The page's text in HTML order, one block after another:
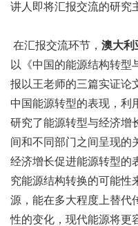
讲人即将汇报交流的研究
在汇报交流环节， 澳大利
以《中国的能源结构转型
报以王老师的三篇实证论
中国能源转型的表现，利
研究了能源转型与经济增
间和不同部门之间呈现的
经济增长促进能源转型的
究能源结构转换的可能性
源，能在多大程度上替代
性的变化，现代能源将更